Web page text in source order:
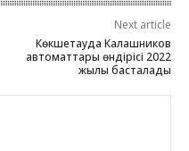
Next article
Көкшетауда Калашников
автоматтары өндірісі 2022
жылы басталады